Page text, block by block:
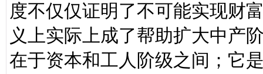
度不仅仅证明了不可能实现财
义上实际上成了帮助扩大中产
在于资本和工人阶级之间；它